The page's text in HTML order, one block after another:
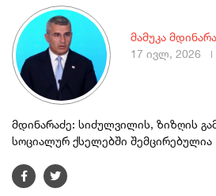
მდინარაძე: სიძულვილის, ზიზღის
სოციალურ ქსელებში შემცირებულია
მამუკა
17 ივლ, 2026